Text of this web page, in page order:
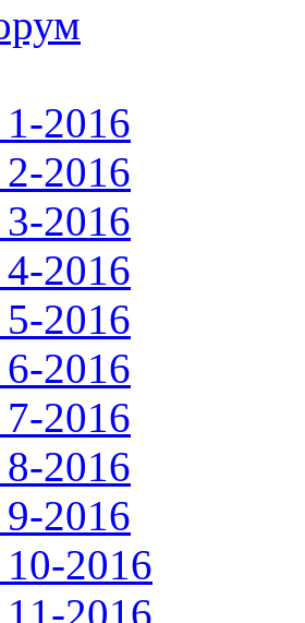
2016
2016
2016
2016
2016
2016
2016
2016
2016
2016